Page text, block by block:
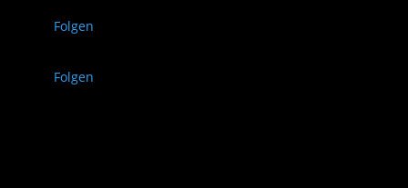
Folgen
Folgen